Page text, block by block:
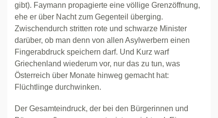
gibt). Faymann propagierte eine völlige Grenzöffnung,
ehe er über Nacht zum Gegenteil überging.
Zwischendurch stritten rote und schwarze Minister
darüber, ob man denn von allen Asylwerbern einen
Fingerabdruck speichern darf. Und Kurz warf
Griechenland wiederum vor, nur das zu tun, was
Österreich über Monate hinweg gemacht hat:
Flüchtlinge durchwinken.
Der Gesamteindruck, der bei den Bürgerinnen und